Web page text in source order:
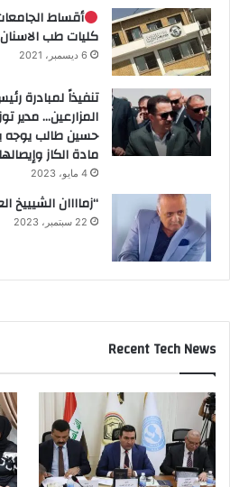
أقساط
كليات طب الاسنان
6 ديسمبر، 2021
تنفيذاً لمبادرة
المزارعين… مدير
حسين طالب يوجه
مادة الكاز
4 مايو، 2023
“زماااان الشيييخ
22 سبتمبر، 2023
Recent Tech News